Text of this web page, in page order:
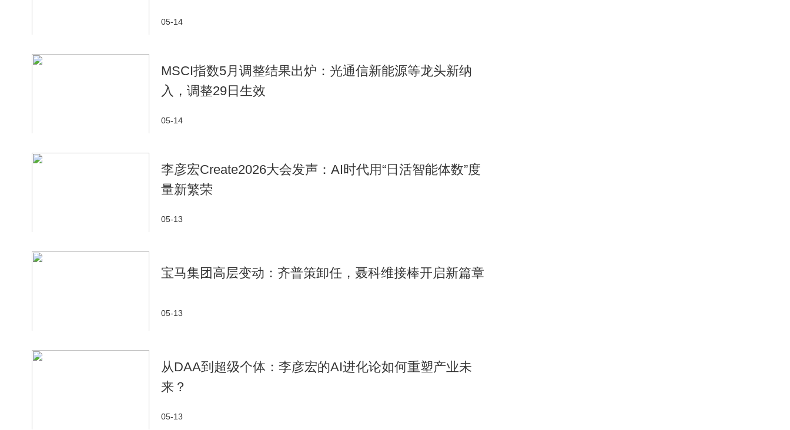
05-14
MSCI指数5月调整结果出炉：光通信新能源等龙头新纳
入，调整29日生效
05-14
李彦宏Create2026大会发声：AI时代用“日活智能体数”度
量新繁荣
05-13
宝马集团高层变动：齐普策卸任，聂科维接棒开启新篇章
05-13
从DAA到超级个体：李彦宏的AI进化论如何重塑产业未
来？
05-13